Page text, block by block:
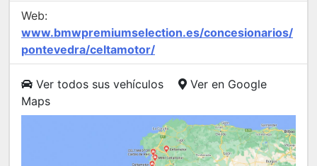
Web:
www.bmwpremiumselection.es/concesionarios/
pontevedra/celtamotor/
Ver todos sus vehículos
Ver en Google
Maps